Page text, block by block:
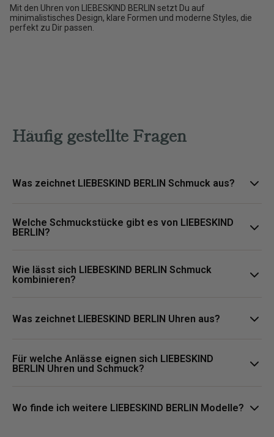
Mit den Uhren von LIEBESKIND BERLIN setzt Du auf
minimalistisches Design, klare Formen und moderne Styles, die
perfekt zu Dir passen.
Häufig gestellte Fragen
Was zeichnet LIEBESKIND BERLIN Schmuck aus?
Formen und vielseitige Styles, die moderne Outfits stilvoll
ergänzen.
Welche Schmuckstücke gibt es von LIEBESKIND
BERLIN?
Armbänder und Ringe für Alltag, Business und besondere
Anlässe.
Wie lässt sich LIEBESKIND BERLIN Schmuck
kombinieren?
und passt zu unterschiedlichen Stilrichtungen, von dezent bis
Was zeichnet LIEBESKIND BERLIN Uhren aus?
klare Formen und moderne Looks, die sich ideal für Alltag,
Business und besondere Anlässe eignen.
Für welche Anlässe eignen sich LIEBESKIND
BERLIN Uhren und Schmuck?
Anlässe, da sich die Modelle vielseitig kombinieren lassen.
Wo finde ich weitere LIEBESKIND BERLIN Modelle?